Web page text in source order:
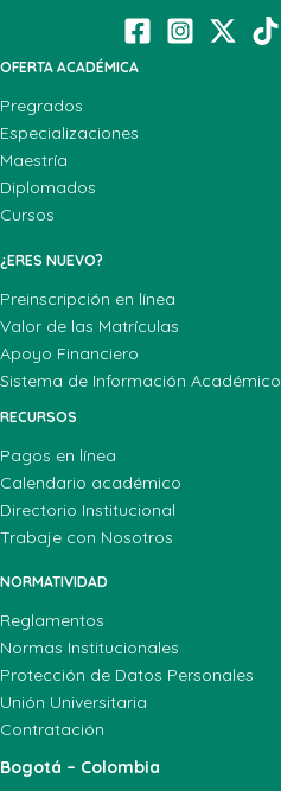
OFERTA ACADÉMICA
Pregrados
Especializaciones
Maestría
Diplomados
Cursos
¿ERES NUEVO?
Preinscripción en línea
Valor de las Matrículas
Apoyo Financiero
Sistema de Información Académico
RECURSOS
Pagos en línea
Calendario académico
Directorio Institucional
Trabaje con Nosotros
NORMATIVIDAD
Reglamentos
Normas Institucionales
Protección de Datos Personales
Unión Universitaria
Contratación
Bogotá – Colombia